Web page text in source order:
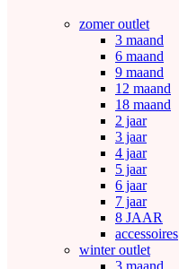
zomer outlet
3 maand
6 maand
9 maand
12 maand
18 maand
2 jaar
3 jaar
4 jaar
5 jaar
6 jaar
7 jaar
8 JAAR
accessoires
winter outlet
3 maand